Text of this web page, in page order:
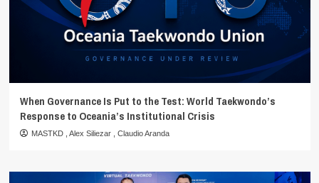
When Governance Is Put to the Test: World Taekwondo’s
Response to Oceania’s Institutional Crisis
MASTKD Alex Siliezar Claudio Aranda